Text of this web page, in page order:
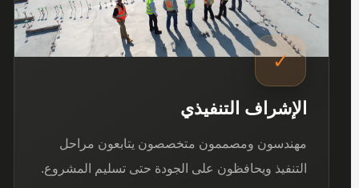
✓
الإشراف التنفيذي
مهندسون ومصممون متخصصون يتابعون مراحل
التنفيذ ويحافظون على الجودة حتى تسليم المشروع.